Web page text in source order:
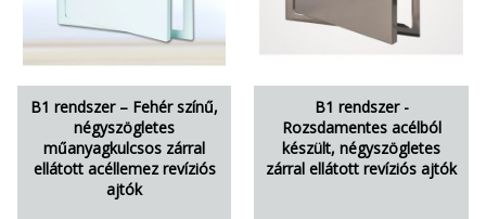
B1 rendszer – Fehér színű,
négyszögletes
műanyagkulcsos zárral
ellátott acéllemez revíziós
ajtók
B1 rendszer -
Rozsdamentes acélból
készült, négyszögletes
zárral ellátott revíziós ajtók